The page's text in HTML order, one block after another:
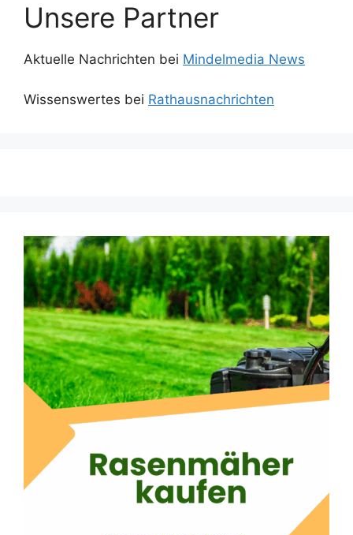
Unsere Partner
Aktuelle Nachrichten bei Mindelmedia News
Wissenswertes bei Rathausnachrichten